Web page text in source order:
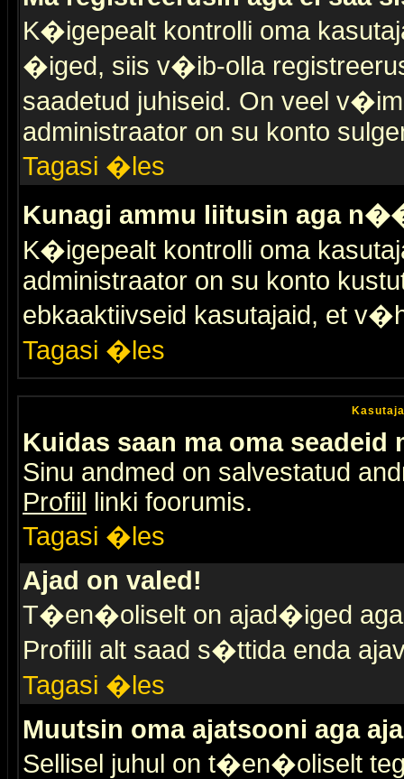
K�igepealt kontrolli oma
�iged, siis v�ib-olla
saadetud juhiseid. On veel
administraator on su konto
Tagasi �les
Kunagi ammu liitusin aga
K�igepealt kontrolli oma
administraator on su konto
ebkaaktiivseid kasutajaid, et
Tagasi �les
Kuidas saan ma oma seadeid
Sinu andmed on salvestatud
Profiil linki foorumis.
Tagasi �les
Ajad on valed!
T�en�oliselt on ajad�iged
Profiili alt saad s�ttida enda
Tagasi �les
Muutsin oma ajatsooni aga
Sellisel juhul on t�en�oliselt